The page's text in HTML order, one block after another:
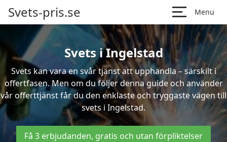
Svets-pris.se Menu
Svets i Ingelstad
Svets kan vara en svår tjänst att upphandla – särskilt i
offertfasen. Men om du följer denna guide och använder
vår offerttjänst får du den enklaste och tryggaste vägen till
svets i Ingelstad.
Få 3 erbjudanden, gratis och utan förpliktelser